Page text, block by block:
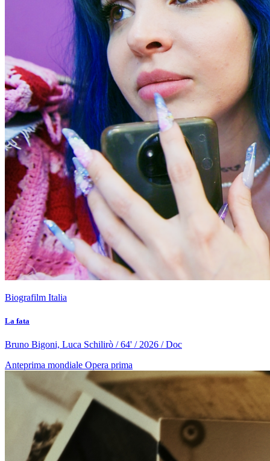
Biografilm Italia
La fata
Bruno Bigoni, Luca Schilirò / 64' / 2026 / Doc
Anteprima mondiale Opera prima